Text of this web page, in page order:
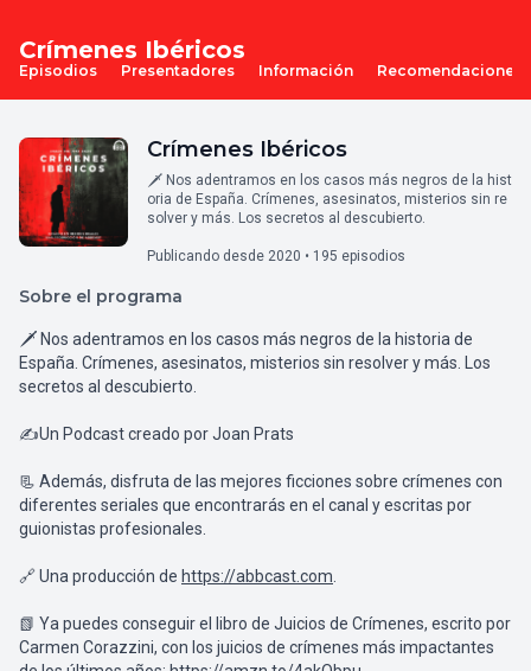
Crímenes Ibéricos
Episodios Presentadores Información Recomendaciones
Crímenes Ibéricos
🗡️ Nos adentramos en los casos más negros de la hist
oria de España. Crímenes, asesinatos, misterios sin re
solver y más. Los secretos al descubierto.
Publicando desde 2020 • 195 episodios
Sobre el programa
🗡️ Nos adentramos en los casos más negros de la historia de
España. Crímenes, asesinatos, misterios sin resolver y más. Los
secretos al descubierto.
✍Un Podcast creado por Joan Prats
📃 Además, disfruta de las mejores ficciones sobre crímenes con
diferentes seriales que encontrarás en el canal y escritas por
guionistas profesionales.
🔗 Una producción de https://abbcast.com
📗 Ya puedes conseguir el libro de Juicios de Crímenes, escrito por
Carmen Corazzini, con los juicios de crímenes más impactantes